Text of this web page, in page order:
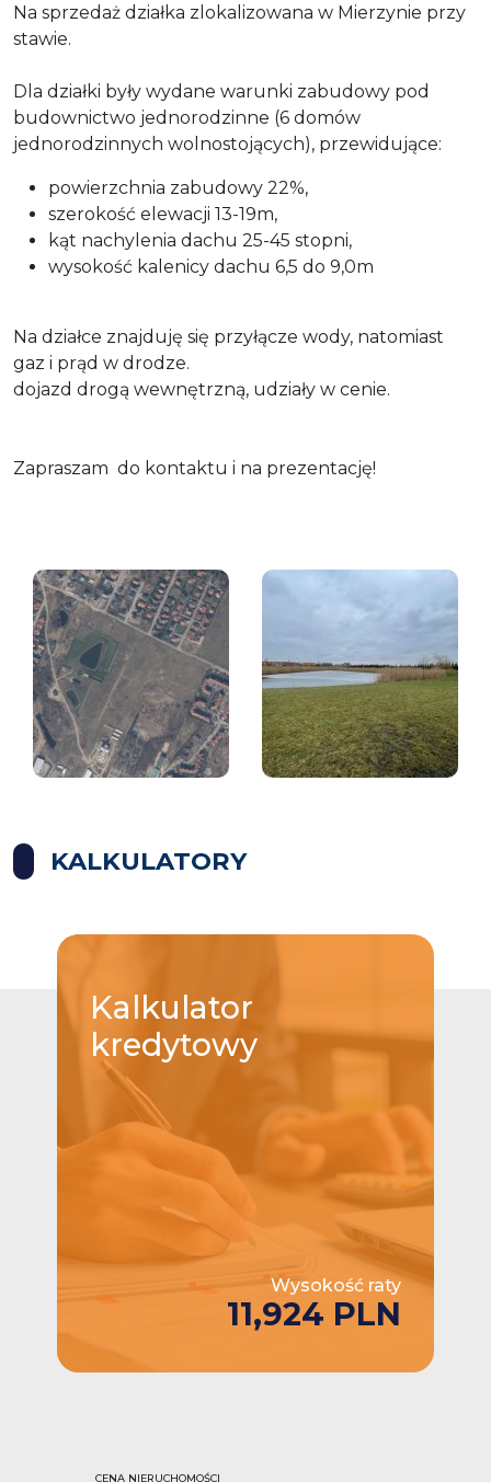
Na sprzedaż działka zlokalizowana w Mierzynie przy
stawie.
Dla działki były wydane warunki zabudowy pod
budownictwo jednorodzinne (6 domów
jednorodzinnych wolnostojących), przewidujące:
powierzchnia zabudowy 22%,
szerokość elewacji 13-19m,
kąt nachylenia dachu 25-45 stopni,
wysokość kalenicy dachu 6,5 do 9,0m
Na działce znajduję się przyłącze wody, natomiast
gaz i prąd w drodze.
dojazd drogą wewnętrzną, udziały w cenie.
Zapraszam do kontaktu i na prezentację!
KALKULATORY
Kalkulator
kredytowy
Wysokość raty
11,924 PLN
CENA NIERUCHOMOŚCI